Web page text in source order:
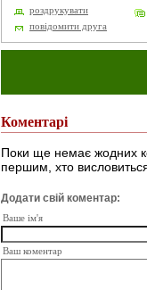
роздрукувати
повідомити друга
Коментарі
Поки ще немає жодних
першим, хто
Додати свій коментар:
Ваше ім'я
Ваш коментар